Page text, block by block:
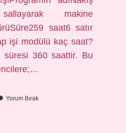
makine
saat6 satır
işi modülü kaç saat?
süresi 360 saattir. Bu
Yorum Bırak